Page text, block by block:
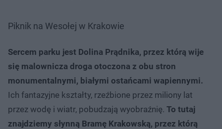
Piknik na Wesołej w Krakowie
Sercem parku jest Dolina Prądnika, przez którą wije
się malownicza droga otoczona z obu stron
monumentalnymi, białymi ostańcami wapiennymi.
Ich fantazyjne kształty, rzeźbione przez miliony lat
przez wodę i wiatr, pobudzają wyobraźnię. To tutaj
znajdziemy słynną Bramę Krakowską, przez którą